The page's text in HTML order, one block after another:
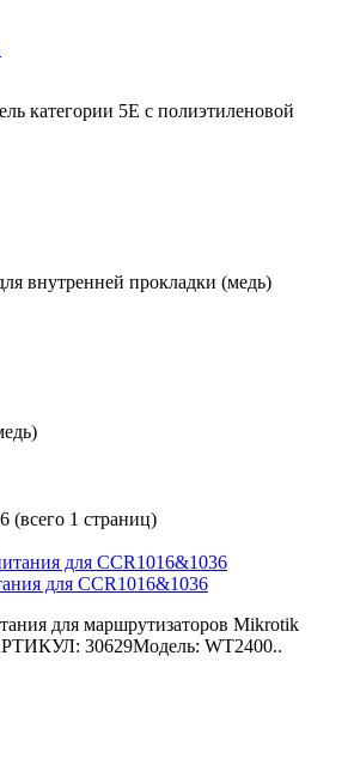
категории 5E с полиэтиленовой
внутренней прокладки (медь)
(всего 1 страниц)
для CCR1016&1036
для маршрутизаторов Mikrotik
30629Модель: WT2400..